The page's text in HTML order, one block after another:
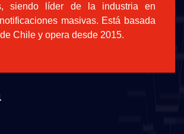
siendo líder de la industria en
masivas. Está basada
Chile y opera desde 2015.